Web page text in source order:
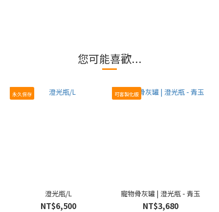
您可能喜歡...
永久保存
澄光瓶/L
NT$6,500
可客製化版
寵物骨灰罐 | 澄光瓶 - 青玉
NT$3,680